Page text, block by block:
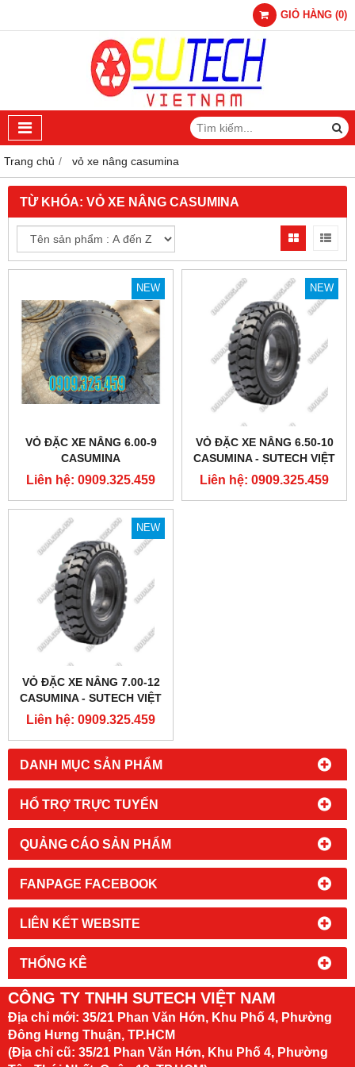
GIỎ HÀNG (0)
Trang chủ vỏ xe nâng casumina
DANH MỤC SẢN PHẨM
HỔ TRỢ TRỰC TUYẾN
QUẢNG CÁO SẢN PHẨM
FANPAGE FACEBOOK
LIÊN KẾT WEBSITE
THỐNG KÊ
TỪ KHÓA: VỎ XE NÂNG CASUMINA
NEW
VỎ ĐẶC XE NÂNG 6.00-9
CASUMINA
Liên hệ: 0909.325.459
NEW
VỎ ĐẶC XE NÂNG 6.50-10
CASUMINA - SUTECH VIỆT
NAM
Liên hệ: 0909.325.459
NEW
VỎ ĐẶC XE NÂNG 7.00-12
CASUMINA - SUTECH VIỆT
NAM
Liên hệ: 0909.325.459
CÔNG TY TNHH SUTECH VIỆT NAM
Địa chỉ mới: 35/21 Phan Văn Hớn, Khu Phố 4, Phường
Đông Hưng Thuận, TP.HCM
(Địa chỉ cũ: 35/21 Phan Văn Hớn, Khu Phố 4, Phường